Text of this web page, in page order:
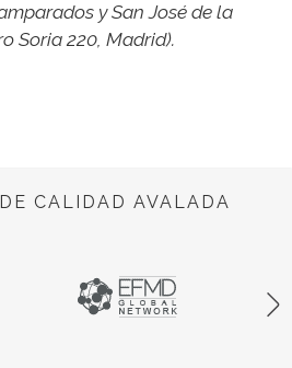
y San José de la
Soria 220, Madrid).
CALIDAD AVALADA